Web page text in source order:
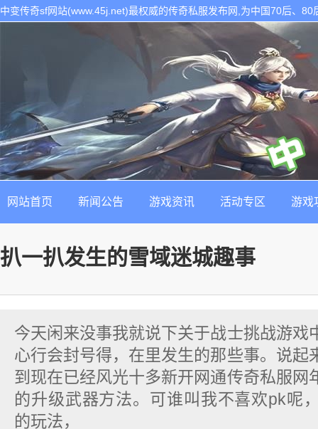
中变传奇sf网站(www.45j.net)最权威的传奇私服发布网,为中国70后、
网站首页 新闻公告 游戏资讯 活动专区 游戏
扒一扒发生的雪域迷城趣事
今天闲来没事我就说下关于战士挑战游戏
心行会封号得，在里发生的那些事。说起
到现在已经风光十多新开网通传奇私服网
的升级武器方法。可谁叫我不喜欢pk呢
的玩法，